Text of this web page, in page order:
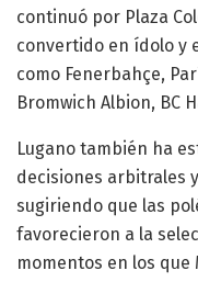
continuó por Plaza
convertido en ídolo y
como Fenerbahçe,
Bromwich Albion, BC
Lugano también ha
decisiones arbitrales
sugiriendo que las
favorecieron a la
momentos en los